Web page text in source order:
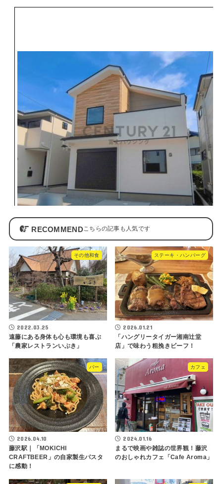
RECOMMEND
その他和食
2022.03.25
遠藤にある身体も心も環境も喜ぶ
「農家レストランいぶき」
ステーキ・ハンバーグ
2026.01.21
「ハングリータイガー湘南辻堂
店」で味わう粗挽きビーフ！
バー
2026.04.10
藤沢駅｜「MOKICHI
CRAFTBEER」の自家製生パスタ
に感動！
カフェ
2024.01.16
まるで映画や雑誌の世界観！藤沢
のおしゃれカフェ「Cafe Aroma」